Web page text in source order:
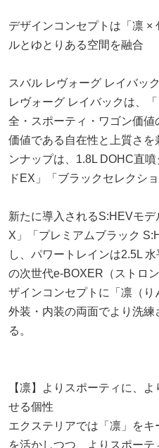
デザインコンセプトは「凛 ×
ルとゆとりある空間を融合
スバル レヴォーグ レイバック
レヴォーグ レイバックは、
全・スポーティ・ワゴン価
価値である自在性と上質さ
ンナップは、1.8L DOHC直
ドEX」「ブラックセレクシ
新たに導入されるS:HEVモ
X」「プレミアムブラック
し、パワートレインは2.5L
の次世代e-BOXER（ストロ
ザインコンセプトに「凛（り
外装・内装の両面でより洗
る。
【凛】よりスポーティに、
せる個性
エクステリアでは「凛」を
を活かしつつ、よりスポー